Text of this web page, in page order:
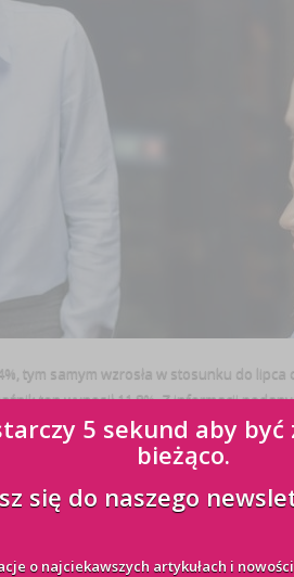
tym samym wzrosła w stosunku do lipca
ten wynosił 11,8%. Z informacji
5 sekund aby być
bieżąco.
się do naszego
o najciekawszych artykułach i